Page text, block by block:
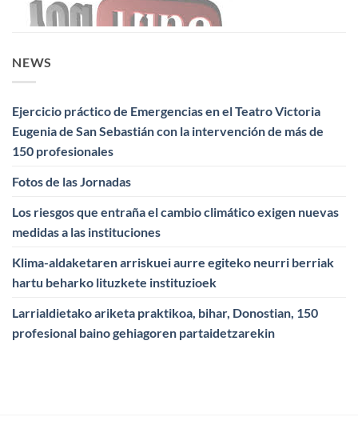
NEWS
Ejercicio práctico de Emergencias en el Teatro Victoria
Eugenia de San Sebastián con la intervención de más de
150 profesionales
Fotos de las Jornadas
Los riesgos que entraña el cambio climático exigen nuevas
medidas a las instituciones
Klima-aldaketaren arriskuei aurre egiteko neurri berriak
hartu beharko lituzkete instituzioek
Larrialdietako ariketa praktikoa, bihar, Donostian, 150
profesional baino gehiagoren partaidetzarekin